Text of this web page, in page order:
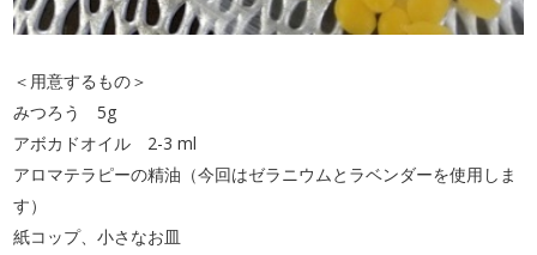
＜用意するもの＞
みつろう 5g
アボカドオイル 2-3 ml
アロマテラピーの精油（今回はゼラニウムとラベンダーを使用しま
す）
紙コップ、小さなお皿